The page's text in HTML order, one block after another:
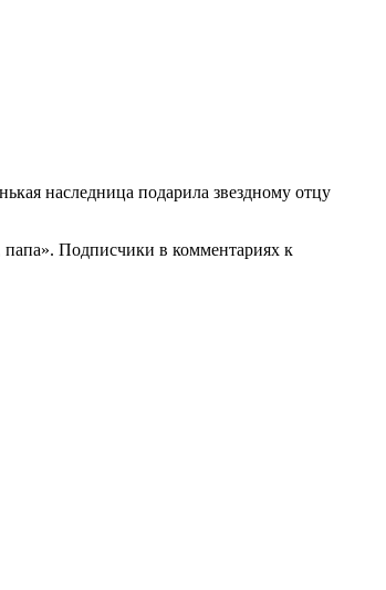
наследница подарила звездному отцу
папа». Подписчики в комментариях к